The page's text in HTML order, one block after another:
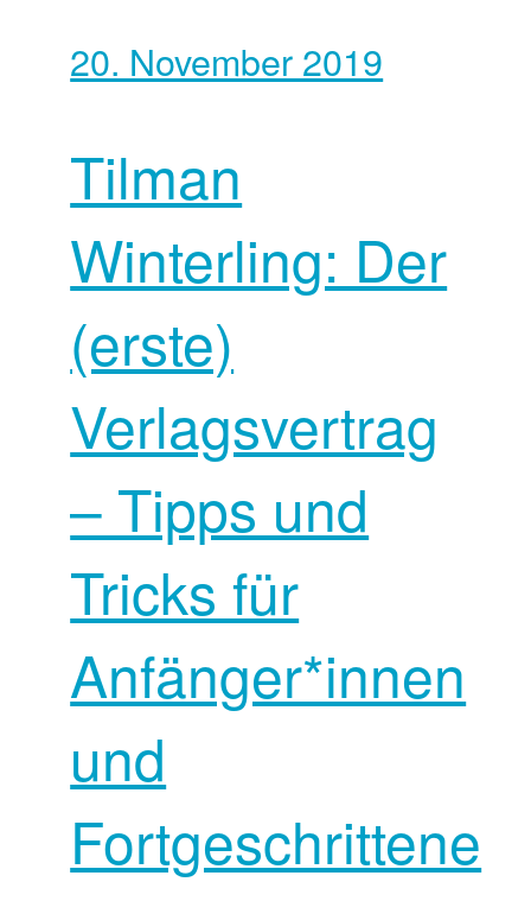
20. November 2019
Tilman
Winterling: Der
(erste)
Verlagsvertrag
– Tipps und
Tricks für
Anfänger*innen
und
Fortgeschrittene